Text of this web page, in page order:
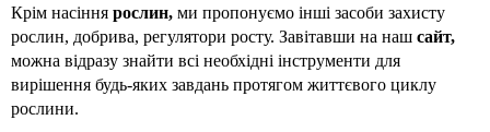
Крім насіння рослин, ми пропонуємо інші засоби захисту
рослин, добрива, регулятори росту. Завітавши на наш
можна відразу знайти всі необхідні інструменти для
вирішення будь-яких завдань протягом життєвого циклу
рослини.